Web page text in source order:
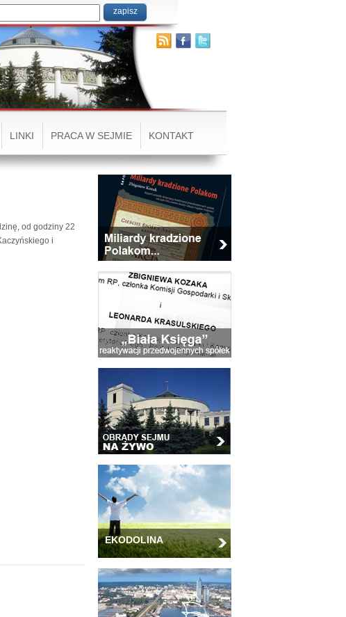
LINKI PRACA W SEJMIE KONTAKT
od godziny 22
i
EKODOLINA